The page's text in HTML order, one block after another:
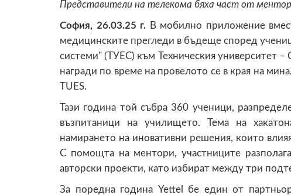
Представители на телекома бяха част от
София, 26.03.25 г. В мобилно приложение
медицинските прегледи в бъдеще според
системи" (ТУЕС) към Техническия университет
награди по време на провелото се в края на
TUES.
Тази година той събра 360 ученици,
възпитаници на училището. Тема на
намирането на иновативни решения, които
С помощта на ментори, участниците
авторски проекти, като избират между три
За поредна година Yettel бе един от